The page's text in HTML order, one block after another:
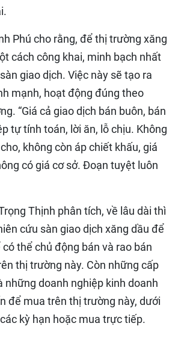
Phú cho rằng, để thị trường xăng
cách công khai, minh bạch nhất
giao dịch. Việc này sẽ tạo ra
mạnh, hoạt động đúng theo
“Giá cả giao dịch bán buôn, bán
tự tính toán, lời ăn, lỗ chịu. Không
không còn áp chiết khấu, giá
có giá cơ sở. Đoạn tuyệt luôn
Thịnh phân tích, về lâu dài thì
cứu sàn giao dịch xăng dầu để
thể chủ động bán và rao bán
thị trường này. Còn những cấp
những doanh nghiệp kinh doanh
để mua trên thị trường này, dưới
kỳ hạn hoặc mua trực tiếp.